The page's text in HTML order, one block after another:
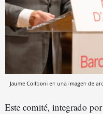
Jaume Collboni en una imagen de
Este comité, integrado